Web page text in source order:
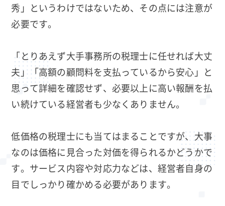
秀」というわけではないため、その点には注意が
必要です。
「とりあえず大手事務所の税理士に任せれば大丈
夫」「高額の顧問料を支払っているから安心」と
思って詳細を確認せず、必要以上に高い報酬を払
い続けている経営者も少なくありません。
低価格の税理士にも当てはまることですが、大事
なのは価格に見合った対価を得られるかどうかで
す。サービス内容や対応力などは、経営者自身の
目でしっかり確かめる必要があります。